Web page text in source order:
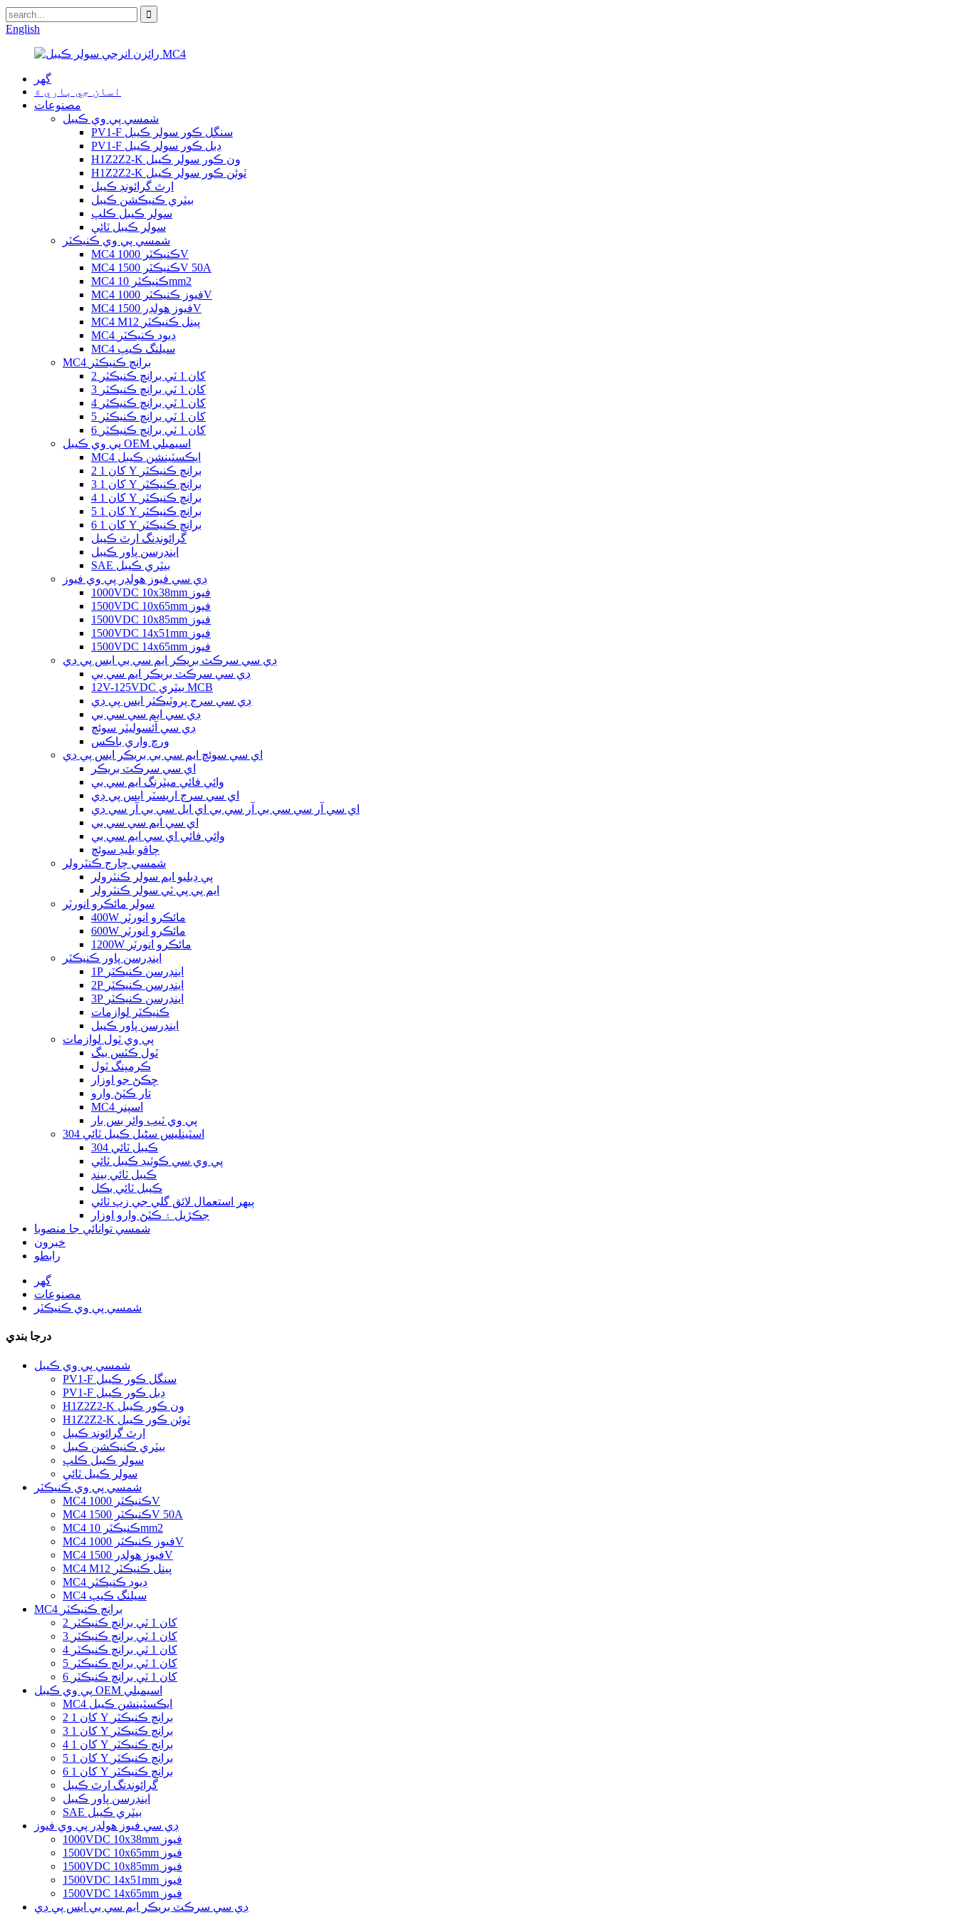
English
گھر
اسان جي باري ۾
مصنوعات
شمسي پي وي ڪيبل
PV1-F سنگل ڪور سولر ڪيبل
PV1-F ڊبل ڪور سولر ڪيبل
H1Z2Z2-K ون ڪور سولر ڪيبل
H1Z2Z2-K ٽوئن ڪور سولر ڪيبل
ارٿ گرائونڊ ڪيبل
بيٽري ڪنيڪشن ڪيبل
سولر ڪيبل ڪلپ
سولر ڪيبل ٽائي
شمسي پي وي ڪنيڪٽر
MC4 ڪنيڪٽر 1000V
MC4 ڪنيڪٽر 1500V 50A
MC4 ڪنيڪٽر 10mm2
MC4 فيوز ڪنيڪٽر 1000V
MC4 فيوز هولڊر 1500V
MC4 M12 پينل ڪنيڪٽر
MC4 ڊيوڊ ڪنيڪٽر
MC4 سيلنگ ڪيپ
MC4 برانچ ڪنيڪٽر
2 کان 1 ٽي برانچ ڪنيڪٽر
3 کان 1 ٽي برانچ ڪنيڪٽر
4 کان 1 ٽي برانچ ڪنيڪٽر
5 کان 1 ٽي برانچ ڪنيڪٽر
6 کان 1 ٽي برانچ ڪنيڪٽر
پي وي ڪيبل OEM اسيمبلي
MC4 ايڪسٽينشن ڪيبل
2 کان 1 Y برانچ ڪنيڪٽر
3 کان 1 Y برانچ ڪنيڪٽر
4 کان 1 Y برانچ ڪنيڪٽر
5 کان 1 Y برانچ ڪنيڪٽر
6 کان 1 Y برانچ ڪنيڪٽر
گرائونڊنگ ارٿ ڪيبل
اينڊرسن پاور ڪيبل
SAE بيٽري ڪيبل
ڊي سي فيوز هولڊر پي وي فيوز
1000VDC 10x38mm فيوز
1500VDC 10x65mm فيوز
1500VDC 10x85mm فيوز
1500VDC 14x51mm فيوز
1500VDC 14x65mm فيوز
ڊي سي سرڪٽ بريڪر ايم سي بي ايس پي ڊي
ڊي سي سرڪٽ بريڪر ايم سي بي
12V-125VDC بيٽري MCB
ڊي سي سرج پروٽيڪٽر ايس پي ڊي
ڊي سي ايم سي سي بي
ڊي سي آئسوليٽر سوئچ
ورڇ واري باڪس
اي سي سوئچ ايم سي بي بريڪر ايس پي ڊي
اي سي سرڪٽ بريڪر
وائي فائي ميٽرنگ ايم سي بي
اي سي سرج اريسٽر ايس پي ڊي
اي سي آر سي سي بي آر سي بي اي ايل سي بي آر سي ڊي
اي سي ايم سي سي بي
وائي فائي اي سي ايم سي بي
چاقو بليڊ سوئچ
شمسي چارج ڪنٽرولر
پي ڊبليو ايم سولر ڪنٽرولر
ايم پي پي ٽي سولر ڪنٽرولر
سولر مائڪرو انورٽر
400W مائڪرو انورٽر
600W مائڪرو انورٽر
1200W مائڪرو انورٽر
اينڊرسن پاور ڪنيڪٽر
1P اينڊرسن ڪنيڪٽر
2P اينڊرسن ڪنيڪٽر
3P اينڊرسن ڪنيڪٽر
ڪنيڪٽر لوازمات
اينڊرسن پاور ڪيبل
پي وي ٽول لوازمات
ٽول ڪٽس بيگ
ڪرمپنگ ٽول
ڇڪڻ جو اوزار
تار ڪٽڻ وارو
MC4 اسپنر
پي وي ٽيب وائر بس بار
304 اسٽينلیس سٹیل ڪيبل ٽائي
304 ڪيبل ٽائي
پي وي سي ڪوٽيڊ ڪيبل ٽائي
ڪيبل ٽائي بينڊ
ڪيبل ٽائي بڪل
ٻيهر استعمال لائق گلي جي زپ ٽائي
جڪڙيل ۽ ڪٽڻ وارو اوزار
شمسي توانائي جا منصوبا
خبرون
رابطو
گھر
مصنوعات
شمسي پي وي ڪنيڪٽر
درجا بندي
شمسي پي وي ڪيبل
PV1-F سنگل ڪور ڪيبل
PV1-F ڊبل ڪور ڪيبل
H1Z2Z2-K ون ڪور ڪيبل
H1Z2Z2-K ٽوئن ڪور ڪيبل
ارٿ گرائونڊ ڪيبل
بيٽري ڪنيڪشن ڪيبل
سولر ڪيبل ڪلپ
سولر ڪيبل ٽائي
شمسي پي وي ڪنيڪٽر
MC4 ڪنيڪٽر 1000V
MC4 ڪنيڪٽر 1500V 50A
MC4 ڪنيڪٽر 10mm2
MC4 فيوز ڪنيڪٽر 1000V
MC4 فيوز هولڊر 1500V
MC4 M12 پينل ڪنيڪٽر
MC4 ڊيوڊ ڪنيڪٽر
MC4 سيلنگ ڪيپ
MC4 برانچ ڪنيڪٽر
2 کان 1 ٽي برانچ ڪنيڪٽر
3 کان 1 ٽي برانچ ڪنيڪٽر
4 کان 1 ٽي برانچ ڪنيڪٽر
5 کان 1 ٽي برانچ ڪنيڪٽر
6 کان 1 ٽي برانچ ڪنيڪٽر
پي وي ڪيبل OEM اسيمبلي
MC4 ايڪسٽينشن ڪيبل
2 کان 1 Y برانچ ڪنيڪٽر
3 کان 1 Y برانچ ڪنيڪٽر
4 کان 1 Y برانچ ڪنيڪٽر
5 کان 1 Y برانچ ڪنيڪٽر
6 کان 1 Y برانچ ڪنيڪٽر
گرائونڊنگ ارٿ ڪيبل
اينڊرسن پاور ڪيبل
SAE بيٽري ڪيبل
ڊي سي فيوز هولڊر پي وي فيوز
1000VDC 10x38mm فيوز
1500VDC 10x65mm فيوز
1500VDC 10x85mm فيوز
1500VDC 14x51mm فيوز
1500VDC 14x65mm فيوز
ڊي سي سرڪٽ بريڪر ايم سي بي ايس پي ڊي